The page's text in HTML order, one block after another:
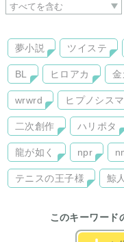
夢小説 ツイステ
BL ヒロアカ 金
wrwrd ヒプノシス
二次創作 ハリポタ
龍が如く npr
テニスの王子様 鯨人
このキーワード